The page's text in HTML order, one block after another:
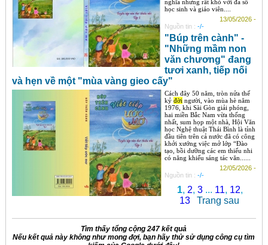
nghĩa nhưng rất khó với đa số
học sinh và giáo viên....
13/05/2026 -
Nguồn tin : -/-
"Búp trên cành" -
"Những mầm non
văn chương" đang
tươi xanh, tiếp nối
và hẹn về một "mùa vàng gieo cấy"
Cách đây 50 năm, tròn nửa thế
kỷ đờingười, vào mùa hè năm
1976, khi Sài Gòn giải phóng,
hai miền Bắc Nam vừa thống
nhất, sum họp một nhà, Hội Văn
học Nghệ thuật Thái Bình là tỉnh
đầu tiên trên cả nước đã có công
khởi xướng việc mở lớp “Đào
tạo, bồi dưỡng các em thiếu nhi
có năng khiếu sáng tác văn......
12/05/2026 -
Nguồn tin : -/-
1,2,3 ... 11, 12,
13
Trang sau
Tìm thấy tổng cộng 247 kết quả
Nếu kết quả này không như mong đợi, bạn hãy thử sử dụng công cụ tìm